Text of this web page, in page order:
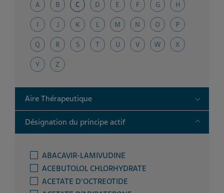
A B C D E F G H
I J K L M N O P
Q R S T U V W X
Y Z
Aire Thérapeutique Toggle
Désignation du principe actif Toggle
ABACAVIR-LAMIVUDINE
ACEBUTOLOL CHLORHYDRATE
ACETATE D'OCTREOTIDE